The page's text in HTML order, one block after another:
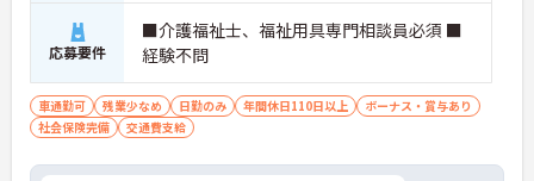
応募要件
■介護福祉士、福祉用具専門相談員必須 ■
経験不問
車通勤可 残業少なめ 日勤のみ 年間休日110日以上
ボーナス・賞与あり
社会保険完備
交通費支給